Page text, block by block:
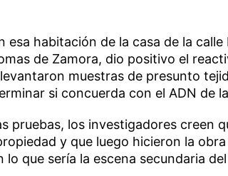
esa habitación de la casa de la
de Zamora, dio positivo el
muestras de presunto
si concuerda con el ADN de
pruebas, los investigadores creen
y que luego hicieron la
lo que sería la escena secundaria